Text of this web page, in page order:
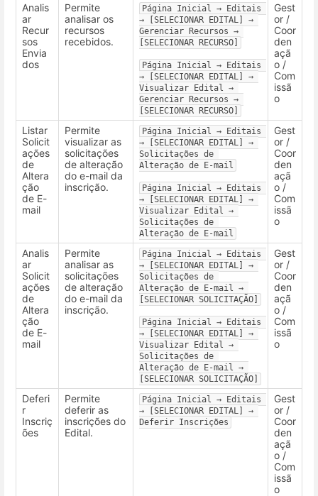
Analis
ar
Recur
sos
Envia
dos
Permite
analisar os
recursos
recebidos.
Página Inicial → Editais
→ [SELECIONAR EDITAL] →
Gerenciar Recursos →
[SELECIONAR RECURSO]
Página Inicial → Editais
→ [SELECIONAR EDITAL] →
Visualizar Edital →
Gerenciar Recursos →
[SELECIONAR RECURSO]
Gest
or /
Coor
den
açã
o /
Com
issã
o
Listar
Solicit
ações
de
Altera
ção
de E-
mail
Permite
visualizar as
solicitações
de alteração
do e-mail da
inscrição.
Página Inicial → Editais
→ [SELECIONAR EDITAL] →
Solicitações de
Alteração de E-mail
Página Inicial → Editais
→ [SELECIONAR EDITAL] →
Visualizar Edital →
Solicitações de
Alteração de E-mail
Gest
or /
Coor
den
açã
o /
Com
issã
o
Analis
ar
Solicit
ações
de
Altera
ção
de E-
mail
Permite
analisar as
solicitações
de alteração
do e-mail da
inscrição.
Página Inicial → Editais
→ [SELECIONAR EDITAL] →
Solicitações de
Alteração de E-mail →
[SELECIONAR SOLICITAÇÃO]
Página Inicial → Editais
→ [SELECIONAR EDITAL] →
Visualizar Edital →
Solicitações de
Alteração de E-mail →
[SELECIONAR SOLICITAÇÃO]
Gest
or /
Coor
den
açã
o /
Com
issã
o
Deferi
r
Inscriç
ões
Permite
deferir as
inscrições do
Edital.
Página Inicial → Editais
→ [SELECIONAR EDITAL] →
Deferir Inscrições
Gest
or /
Coor
den
açã
o /
Com
issã
o